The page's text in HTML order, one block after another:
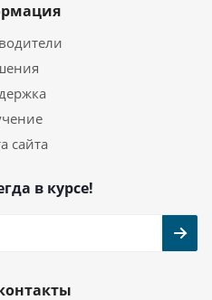
сайта
в курсе!